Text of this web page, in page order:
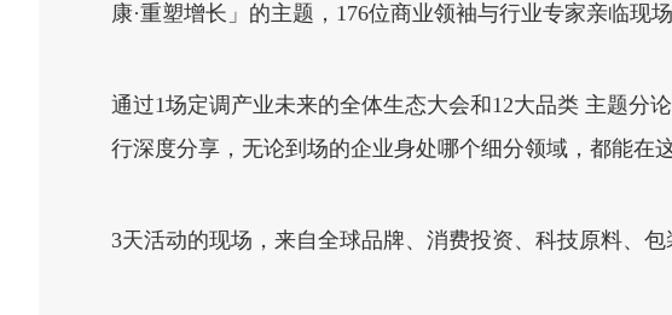
康·重塑增长」的主题，176位商业领袖与行业专家亲临现
通过1场定调产业未来的全体生态大会和12大品类 主题分
行深度分享，无论到场的企业身处哪个细分领域，都能在
3天活动的现场，来自全球品牌、消费投资、科技原料、